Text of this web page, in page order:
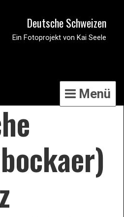
Deutsche Schweizen
Ein Fotoprojekt von Kai Seele
Menü